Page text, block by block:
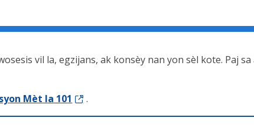
vil la, egzijans, ak konsèy nan yon sèl kote. Paj
Mèt la 101 .